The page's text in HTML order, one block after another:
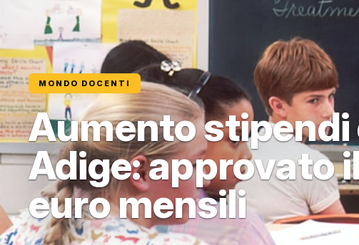
MONDO DOCENTI
Aumento
Adige: approvato
euro mensili